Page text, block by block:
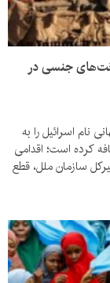
جنسی در
نام اسرائیل را به
کرده است؛ اقدامی
سازمان ملل، قطع